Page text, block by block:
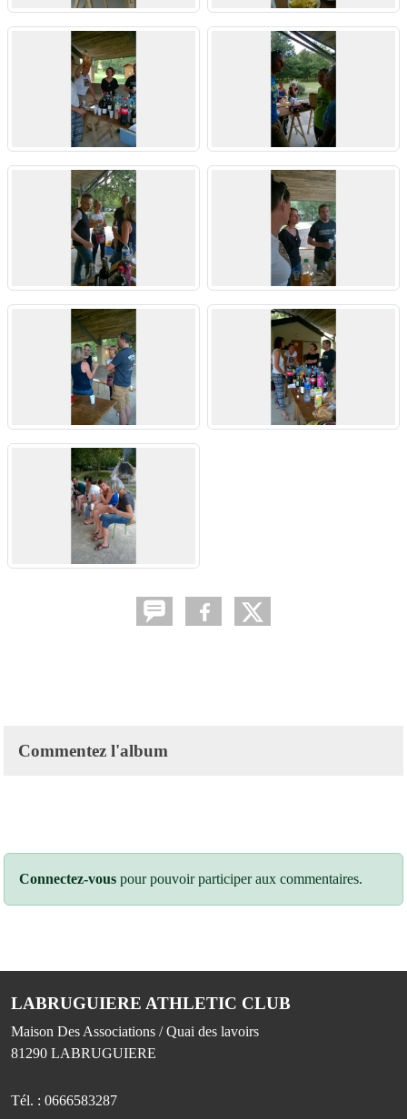
Commentez l'album
Connectez-vous pour pouvoir participer aux commentaires.
LABRUGUIERE ATHLETIC CLUB
Maison Des Associations / Quai des lavoirs
81290 LABRUGUIERE
Tél. : 0666583287